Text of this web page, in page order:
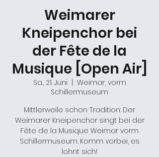
Weimarer
Kneipenchor bei
der Fête de la
Musique [Open Air]
Sa., 21. Juni
Weimar, vorm
Schillermuseum
Mittlerweile schon Tradition: Der
Weimarer Kneipenchor singt bei der
Fête de la Musique Weimar vorm
Schillermuseum. Komm vorbei, es
lohnt sich!